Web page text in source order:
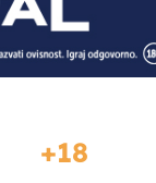
18